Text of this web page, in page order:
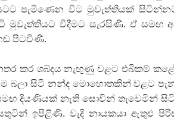
පෙළ
පැමිණෙන විට මුවැත්තියක්
මුවැත්තියට විදීමට සැරසිණි. ඒ සමඟ
පිටවිණි.
කර ශබ්දය නැඟුණු වළට එබිකම්
බලා සිටි නන්ද මොහොතකින් වළට
දියණියක් නැති සොවින් තැවෙමින්
ඉපිළිණි. වැදි නායකයා ඇතුළු